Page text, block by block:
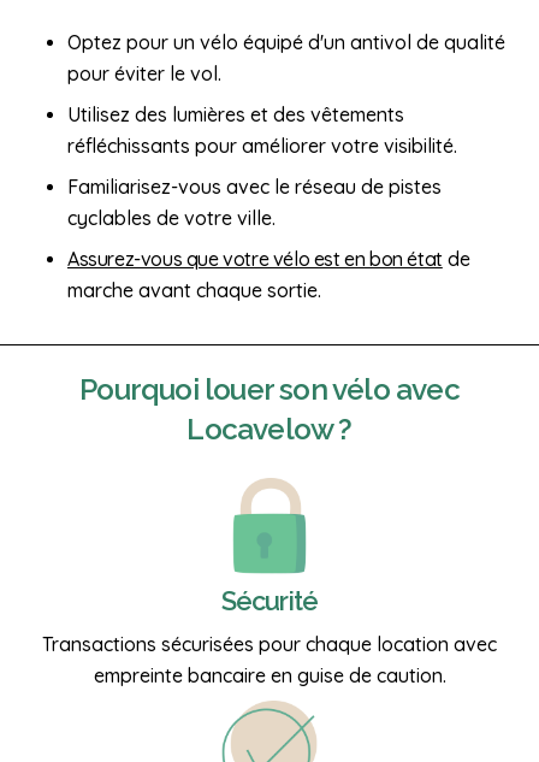
Optez pour un vélo équipé d'un antivol de qualité
pour éviter le vol.
Utilisez des lumières et des vêtements
réfléchissants pour améliorer votre visibilité.
Familiarisez-vous avec le réseau de pistes
cyclables de votre ville.
Assurez-vous que votre vélo est en bon étatde
marche avant chaque sortie.
Pourquoi louer son véloavec
Locavelow ?
Sécurité
Transactions sécurisées pour chaque location avec
empreinte bancaire en guise de caution.